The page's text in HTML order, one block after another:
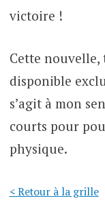
victoire !
Cette nouvelle,
disponible
s’agit à mon
courts pour
physique.
< Retour à la grille